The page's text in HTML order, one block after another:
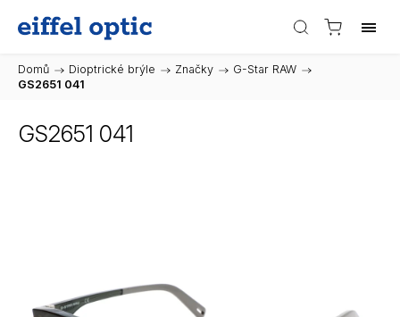
Domů / Dioptrické brýle / Značky / G-Star RAW /
GS2651 041
GS2651 041